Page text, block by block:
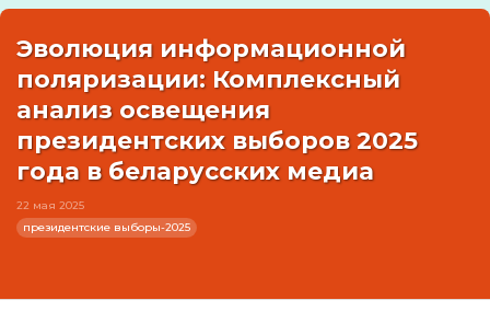
Эволюция информационной
поляризации: Комплексный
анализ освещения
президентских выборов 2025
года в беларусских медиа
22 мая 2025
президентские выборы-2025